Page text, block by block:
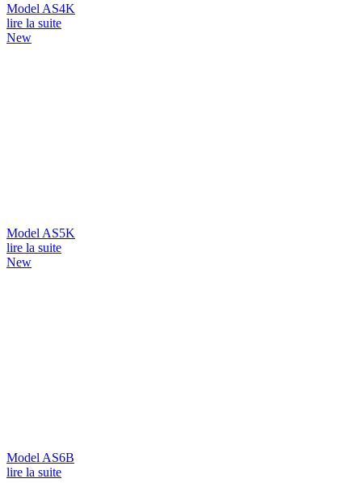
Model AS4K
lire la suite
New
Model AS5K
lire la suite
New
Model AS6B
lire la suite